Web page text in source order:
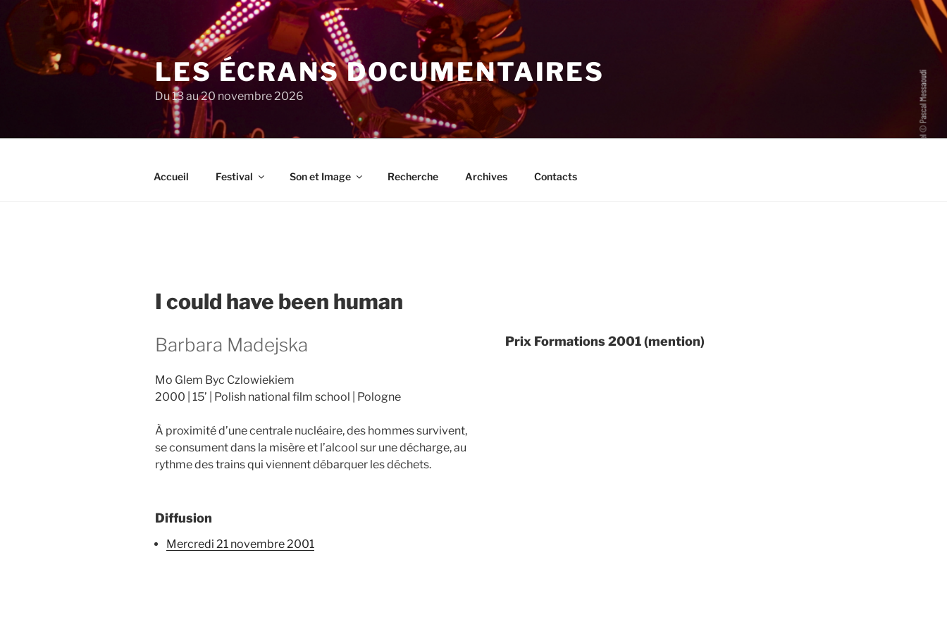
au
contenu
principal
LES ÉCRANS DOCUMENTAIRES
Du 13 au 20 novembre 2026
Accueil Festival Son et Image Recherche Archives Contacts
I could have been human
Barbara Madejska
Mo Glem Byc Czlowiekiem
2000
15’ Polish national film school Pologne
À proximité d’une centrale nucléaire, des hommes survivent,
se consument dans la misère et l’alcool sur une décharge, au
rythme des trains qui viennent débarquer les déchets.
Prix Formations 2001 (mention)
Diffusion
mercredi 21 novembre 2001